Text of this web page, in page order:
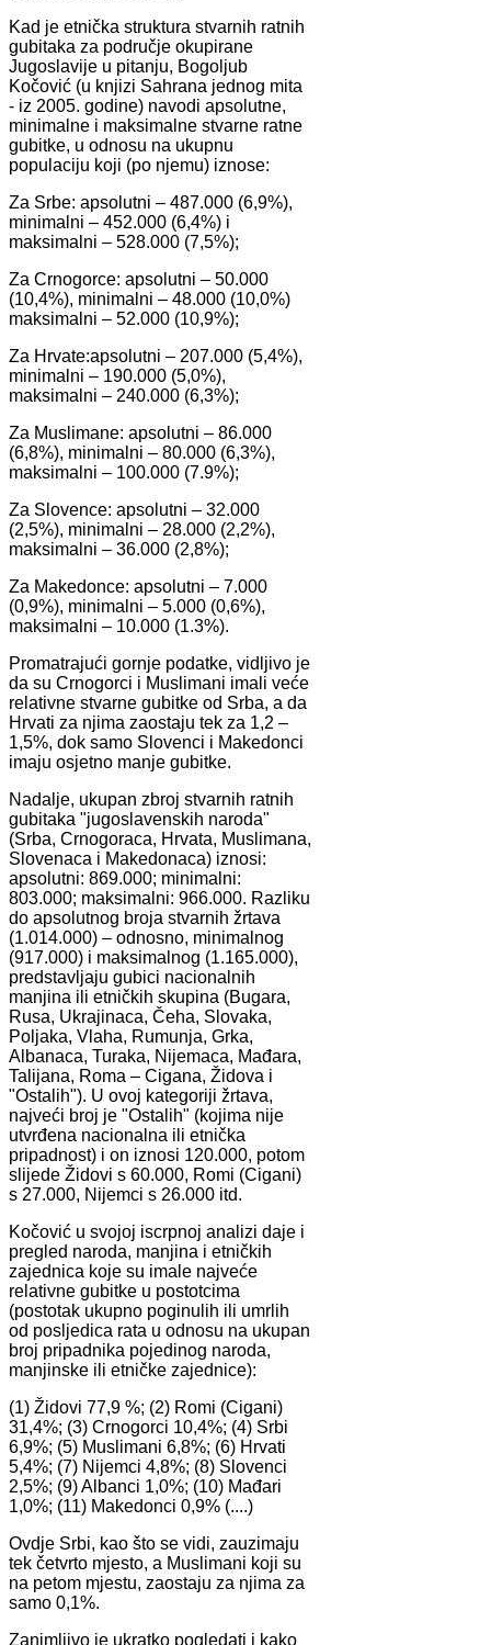
Kad je etnička struktura stvarnih ratnih
gubitaka za područje okupirane
Jugoslavije u pitanju, Bogoljub
Kočović (u knjizi Sahrana jednog mita
- iz 2005. godine) navodi apsolutne,
minimalne i maksimalne stvarne ratne
gubitke, u odnosu na ukupnu
populaciju koji (po njemu) iznose:
Za Srbe: apsolutni – 487.000 (6,9%),
minimalni – 452.000 (6,4%) i
maksimalni – 528.000 (7,5%);
Za Crnogorce: apsolutni – 50.000
(10,4%), minimalni – 48.000 (10,0%)
maksimalni – 52.000 (10,9%);
Za Hrvate:apsolutni – 207.000 (5,4%),
minimalni – 190.000 (5,0%),
maksimalni – 240.000 (6,3%);
Za Muslimane: apsolutni – 86.000
(6,8%), minimalni – 80.000 (6,3%),
maksimalni – 100.000 (7.9%);
Za Slovence: apsolutni – 32.000
(2,5%), minimalni – 28.000 (2,2%),
maksimalni – 36.000 (2,8%);
Za Makedonce: apsolutni – 7.000
(0,9%), minimalni – 5.000 (0,6%),
maksimalni – 10.000 (1.3%).
Promatrajući gornje podatke, vidljivo je
da su Crnogorci i Muslimani imali veće
relativne stvarne gubitke od Srba, a da
Hrvati za njima zaostaju tek za 1,2 –
1,5%, dok samo Slovenci i Makedonci
imaju osjetno manje gubitke.
Nadalje, ukupan zbroj stvarnih ratnih
gubitaka "jugoslavenskih naroda"
(Srba, Crnogoraca, Hrvata, Muslimana,
Slovenaca i Makedonaca) iznosi:
apsolutni: 869.000; minimalni:
803.000; maksimalni: 966.000. Razliku
do apsolutnog broja stvarnih žrtava
(1.014.000) – odnosno, minimalnog
(917.000) i maksimalnog (1.165.000),
predstavljaju gubici nacionalnih
manjina ili etničkih skupina (Bugara,
Rusa, Ukrajinaca, Čeha, Slovaka,
Poljaka, Vlaha, Rumunja, Grka,
Albanaca, Turaka, Nijemaca, Mađara,
Talijana, Roma – Cigana, Židova i
"Ostalih"). U ovoj kategoriji žrtava,
najveći broj je "Ostalih" (kojima nije
utvrđena nacionalna ili etnička
pripadnost) i on iznosi 120.000, potom
slijede Židovi s 60.000, Romi (Cigani)
s 27.000, Nijemci s 26.000 itd.
Kočović u svojoj iscrpnoj analizi daje i
pregled naroda, manjina i etničkih
zajednica koje su imale najveće
relativne gubitke u postotcima
(postotak ukupno poginulih ili umrlih
od posljedica rata u odnosu na ukupan
broj pripadnika pojedinog naroda,
manjinske ili etničke zajednice):
(1) Židovi 77,9 %; (2) Romi (Cigani)
31,4%; (3) Crnogorci 10,4%; (4) Srbi
6,9%; (5) Muslimani 6,8%; (6) Hrvati
5,4%; (7) Nijemci 4,8%; (8) Slovenci
2,5%; (9) Albanci 1,0%; (10) Mađari
1,0%; (11) Makedonci 0,9% (....)
Ovdje Srbi, kao što se vidi, zauzimaju
tek četvrto mjesto, a Muslimani koji su
na petom mjestu, zaostaju za njima za
samo 0,1%.
Zanimljivo je ukratko pogledati i kako